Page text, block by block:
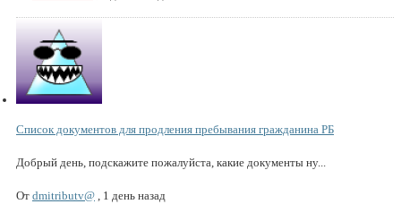
Список документов для продления пребывания гражданина РБ
Добрый день, подскажите пожалуйста, какие документы ну...
От dmitributv@ , 1 день назад